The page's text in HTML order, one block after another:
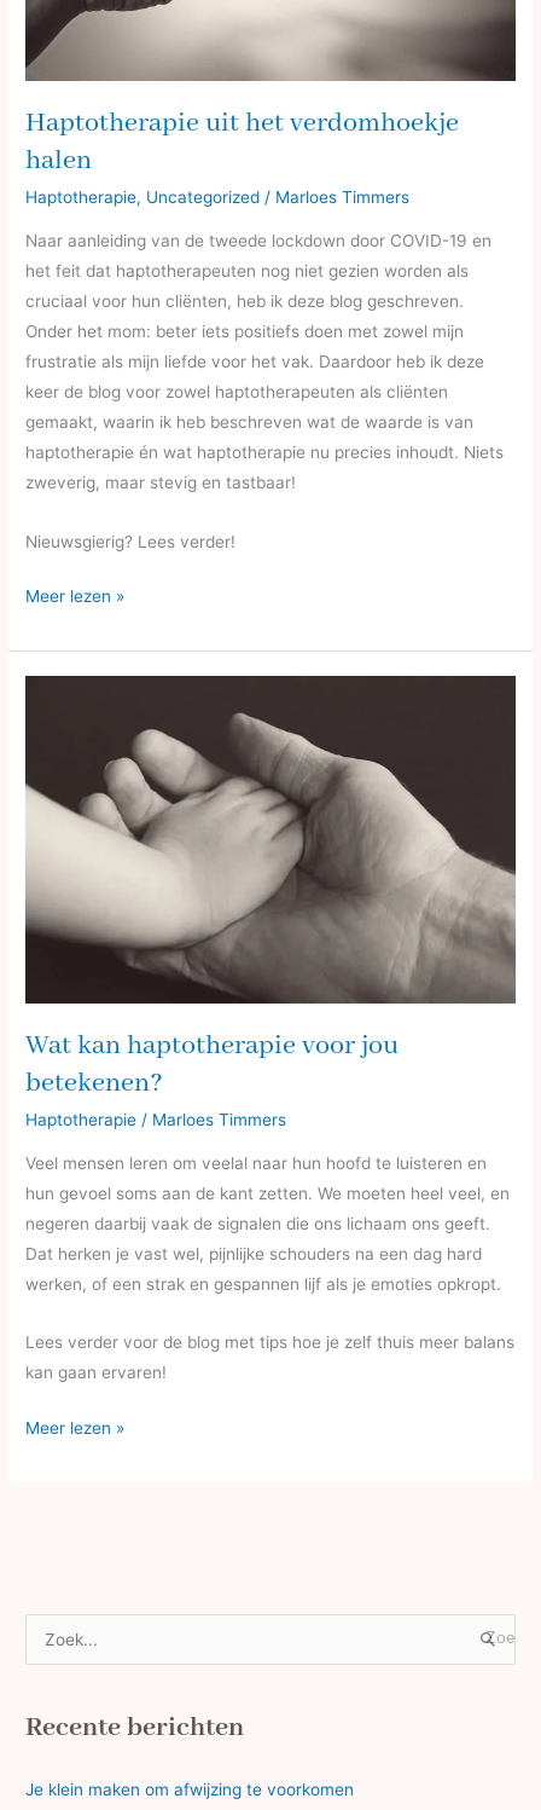
Haptotherapie uit het verdomhoekje
halen
Haptotherapie, Uncategorized / Marloes Timmers
Naar aanleiding van de tweede lockdown door COVID-19 en
het feit dat haptotherapeuten nog niet gezien worden als
cruciaal voor hun cliënten, heb ik deze blog geschreven.
Onder het mom: beter iets positiefs doen met zowel mijn
frustratie als mijn liefde voor het vak. Daardoor heb ik deze
keer de blog voor zowel haptotherapeuten als cliënten
gemaakt, waarin ik heb beschreven wat de waarde is van
haptotherapie én wat haptotherapie nu precies inhoudt. Niets
zweverig, maar stevig en tastbaar!
Nieuwsgierig? Lees verder!
Meer lezen »
Wat kan haptotherapie voor jou
betekenen?
Haptotherapie / Marloes Timmers
Veel mensen leren om veelal naar hun hoofd te luisteren en
hun gevoel soms aan de kant zetten. We moeten heel veel, en
negeren daarbij vaak de signalen die ons lichaam ons geeft.
Dat herken je vast wel, pijnlijke schouders na een dag hard
werken, of een strak en gespannen lijf als je emoties opkropt.
Lees verder voor de blog met tips hoe je zelf thuis meer balans
kan gaan ervaren!
voor
Meer lezen »
Recente berichten
Je klein maken om afwijzing te voorkomen